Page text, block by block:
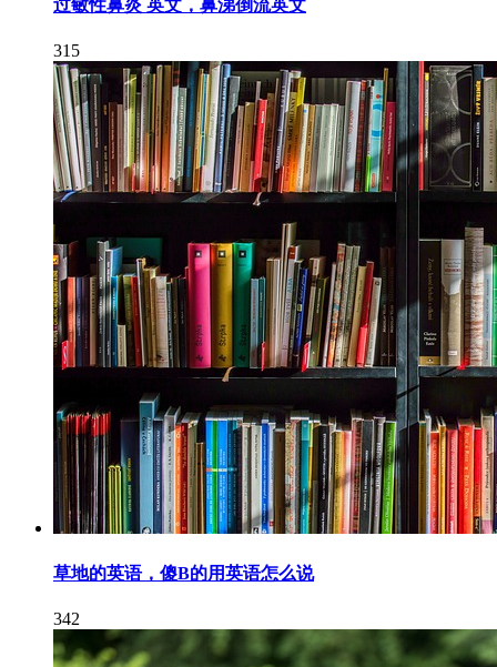
过敏性鼻炎 英文，鼻涕倒流英文
315
草地的英语，傻B的用英语怎么说
342